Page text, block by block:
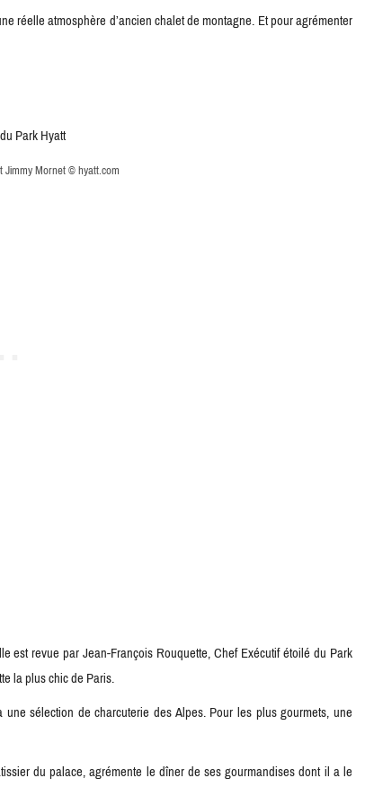
réelle atmosphère d’ancien chalet de montagne. Et pour agrémenter
Mornet © hyatt.com
est revue par Jean-François Rouquette, Chef Exécutif étoilé du Park
la plus chic de Paris.
une sélection de charcuterie des Alpes. Pour les plus gourmets, une
du palace, agrémente le dîner de ses gourmandises dont il a le